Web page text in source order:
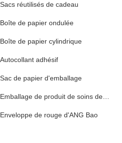
Sacs réutilisés de cadeau
Boîte de papier ondulée
Boîte de papier cylindrique
Autocollant adhésif
Sac de papier d'emballage
Emballage de produit de soins de santé
Enveloppe de rouge d'ANG Bao